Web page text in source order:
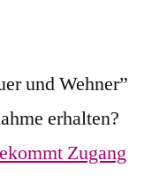
und Wehner”
erhalten?
Zugang